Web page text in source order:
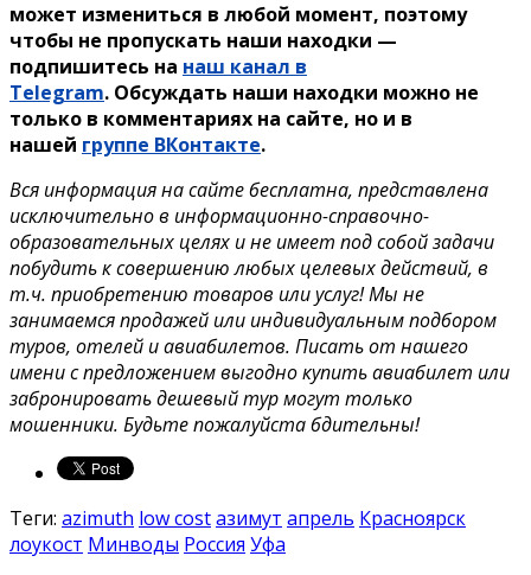
может измениться в любой момент, поэтому
чтобы не пропускать наши находки —
подпишитесь на наш канал в
Telegram. Обсуждать наши находки можно не
только в комментариях на сайте, но и в
нашей группе ВКонтакте.
Вся информация на сайте бесплатна, представлена
исключительно в информационно-справочно-
образовательных целях и не имеет под собой задачи
побудить к совершению любых целевых действий, в
т.ч. приобретению товаров или услуг! Мы не
занимаемся продажей или индивидуальным подбором
туров, отелей и авиабилетов. Писать от нашего
имени с предложением выгодно купить авиабилет или
забронировать дешевый тур могут только
мошенники. Будьте пожалуйста бдительны!
Теги: azimuth low costазимут апрель Красноярск
лоукост Минводы Россия Уфа